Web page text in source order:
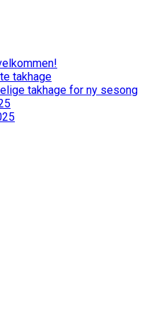
takhage
takhage for ny sesong